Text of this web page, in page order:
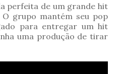
perfeita de um grande hit
grupo mantém seu pop
para entregar um hit
uma produção de tirar